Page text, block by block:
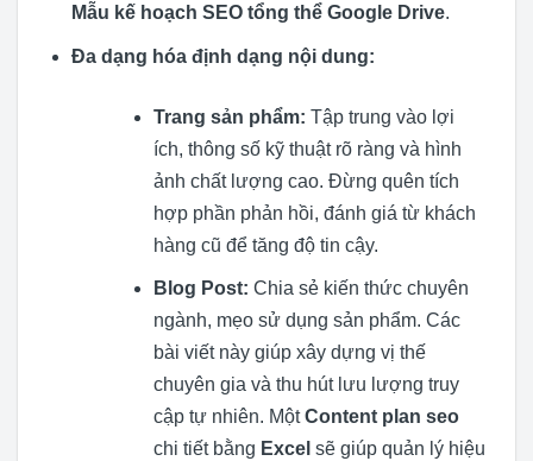
Mẫu kế hoạch SEO tổng thể Google Drive.
Đa dạng hóa định dạng nội dung:
Trang sản phẩm: Tập trung vào lợi
ích, thông số kỹ thuật rõ ràng và hình
ảnh chất lượng cao. Đừng quên tích
hợp phần phản hồi, đánh giá từ khách
hàng cũ để tăng độ tin cậy.
Blog Post: Chia sẻ kiến thức chuyên
ngành, mẹo sử dụng sản phẩm. Các
bài viết này giúp xây dựng vị thế
chuyên gia và thu hút lưu lượng truy
cập tự nhiên. MộtContent plan seo
chi tiết bằng Excel sẽ giúp quản lý hiệu